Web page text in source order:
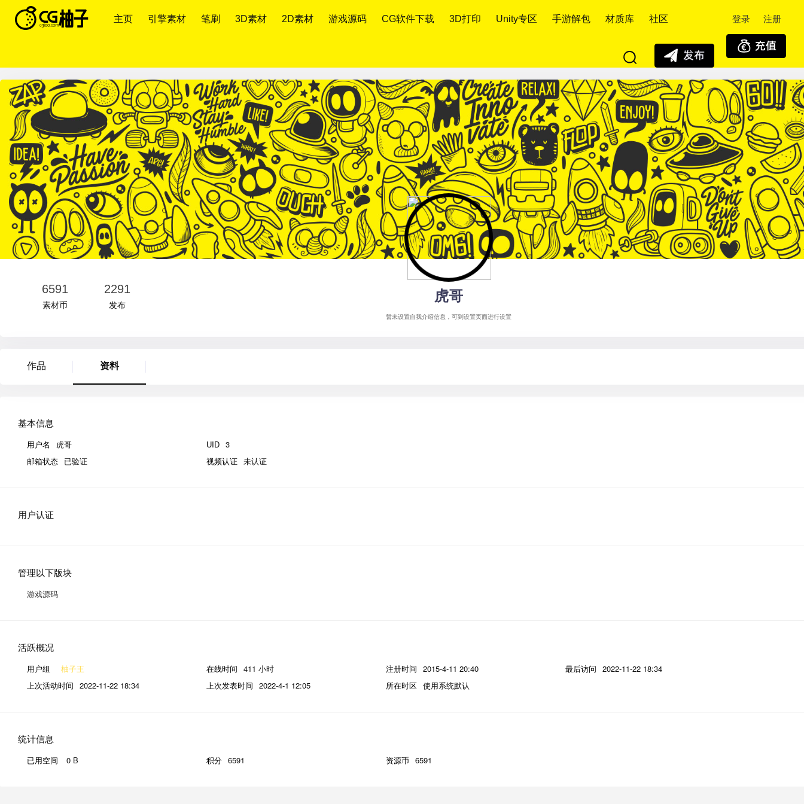
主页 引擎素材 笔刷 3D素材 2D素材 游戏源码 CG软件下载 3D打印 Unity专区 手游解包 材质库 社区 登录 注册
虎哥
暂未设置自我介绍信息，可到设置页面进行设置
6591
素材币
2291
发布
作品 资料
基本信息
用户名 虎哥 UID 3
邮箱状态 已验证 视频认证 未认证
用户认证
管理以下版块
游戏源码
活跃概况
用户组 柚子王 在线时间 411 小时 注册时间 2015-4-11 20:40 最后访问 2022-11-22 18:34
上次活动时间 2022-11-22 18:34 上次发表时间 2022-4-1 12:05 所在时区 使用系统默认
统计信息
已用空间 0 B 积分 6591 资源币 6591